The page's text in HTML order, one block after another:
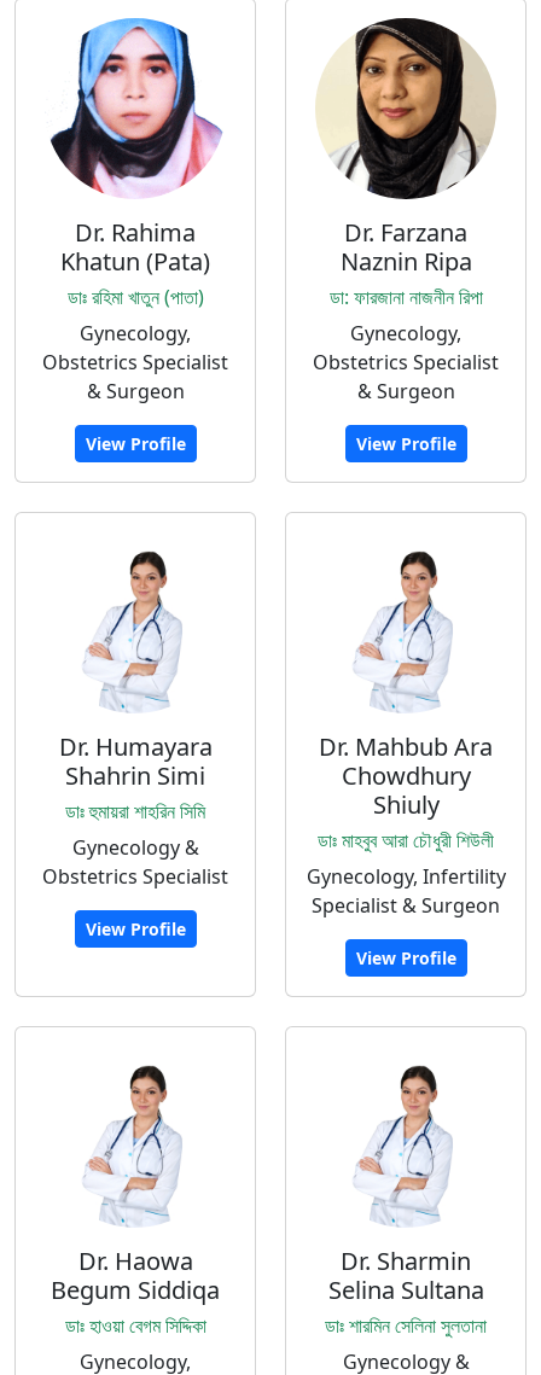
Dr. Rahima
Khatun (Pata)
ডাঃ রহিমা খাতুন (পাতা)
Gynecology,
Obstetrics Specialist
& Surgeon
View Profile
Dr. Farzana
Naznin Ripa
ডা: ফারজানা নাজনীন রিপা
Gynecology,
Obstetrics Specialist
& Surgeon
View Profile
Dr. Humayara
Shahrin Simi
ডাঃ হুমায়রা শাহরিন সিমি
Gynecology &
Obstetrics Specialist
View Profile
Dr. Mahbub Ara
Chowdhury
Shiuly
ডাঃ মাহবুব আরা চৌধুরী শিউলী
Gynecology, Infertility
Specialist & Surgeon
View Profile
Dr. Haowa
Begum Siddiqa
ডাঃ হাওয়া বেগম সিদ্দিকা
Gynecology,
Dr. Sharmin
Selina Sultana
ডাঃ শারমিন সেলিনা সুলতানা
Gynecology &